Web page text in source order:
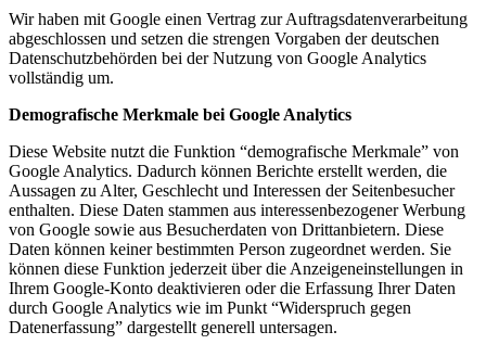
Wir haben mit Google einen Vertrag zur Auftragsdatenverarbeitung
abgeschlossen und setzen die strengen Vorgaben der deutschen
Datenschutzbehörden bei der Nutzung von Google Analytics
vollständig um.
Demografische Merkmale bei Google Analytics
Diese Website nutzt die Funktion “demografische Merkmale” von
Google Analytics. Dadurch können Berichte erstellt werden, die
Aussagen zu Alter, Geschlecht und Interessen der Seitenbesucher
enthalten. Diese Daten stammen aus interessenbezogener Werbung
von Google sowie aus Besucherdaten von Drittanbietern. Diese
Daten können keiner bestimmten Person zugeordnet werden. Sie
können diese Funktion jederzeit über die Anzeigeneinstellungen in
Ihrem Google-Konto deaktivieren oder die Erfassung Ihrer Daten
durch Google Analytics wie im Punkt “Widerspruch gegen
Datenerfassung” dargestellt generell untersagen.